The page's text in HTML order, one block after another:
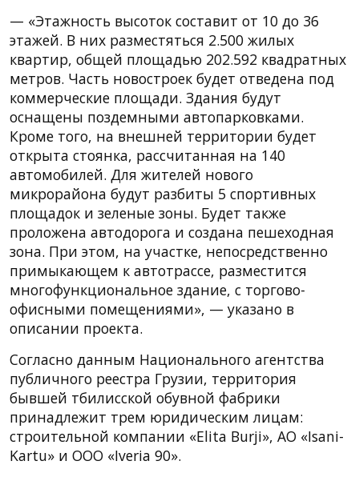
— «Этажность высоток составит от 10 до 36
этажей. В них разместяться 2.500 жилых
квартир, общей площадью 202.592 квадратных
метров. Часть новостроек будет отведена под
коммерческие площади. Здания будут
оснащены поздемными автопарковками.
Кроме того, на внешней территории будет
открыта стоянка, рассчитанная на 140
автомобилей. Для жителей нового
микрорайона будут разбиты 5 спортивных
площадок и зеленые зоны. Будет также
проложена автодорога и создана пешеходная
зона. При этом, на участке, непосредственно
примыкающем к автотрассе, разместится
многофункциональное здание, с торгово-
офисными помещениями», — указано в
описании проекта.
Согласно данным Национального агентства
публичного реестра Грузии, территория
бывшей тбилисской обувной фабрики
принадлежит трем юридическим лицам:
строительной компании «Elita Burji», АО «Isani-
Kartu» и ООО «Iveria 90».